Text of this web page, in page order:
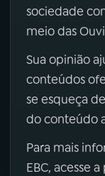
sociedade
meio das
Sua opinião
conteúdos
se esqueça
do conteúdo
Para mais
EBC, acesse